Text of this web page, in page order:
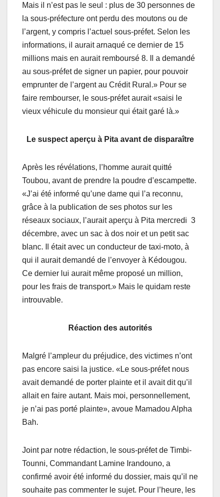
Mais il n’est pas le seul : plus de 30 personnes de
la sous-préfecture ont perdu des moutons ou de
l’argent, y compris l’actuel sous-préfet. Selon les
informations, il aurait arnaqué ce dernier de 15
millions mais en aurait remboursé 8. Il a demandé
au sous-préfet de signer un papier, pour pouvoir
emprunter de l’argent au Crédit Rural.» Pour se
faire rembourser, le sous-préfet aurait «saisi le
vieux véhicule du monsieur qui était garé là.»
Le suspect aperçu à Pita avant de disparaître
Après les révélations, l’homme aurait quitté
Toubou, avant de prendre la poudre d’escampette.
«J’ai été informé qu’une dame qui l’a reconnu,
grâce à la publication de ses photos sur les
réseaux sociaux, l’aurait aperçu à Pita mercredi 3
décembre, avec un sac à dos noir et un petit sac
blanc. Il était avec un conducteur de taxi-moto, à
qui il aurait demandé de l’envoyer à Kédougou.
Ce dernier lui aurait même proposé un million,
pour les frais de transport.» Mais le quidam reste
introuvable.
Réaction des autorités
Malgré l’ampleur du préjudice, des victimes n’ont
pas encore saisi la justice. «Le sous-préfet nous
avait demandé de porter plainte et il avait dit qu’il
allait en faire autant. Mais moi, personnellement,
je n’ai pas porté plainte», avoue Mamadou Alpha
Bah.
Joint par notre rédaction, le sous-préfet de Timbi-
Tounni, Commandant Lamine Irandouno, a
confirmé avoir été informé du dossier, mais qu’il ne
souhaite pas commenter le sujet. Pour l’heure, les